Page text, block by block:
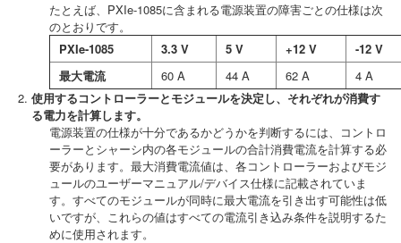
たとえば、PXIe-1085に含まれる電源装置の障害ごとの仕様は次
のとおりです。
PXIe-1085
3.3 V 5 V +12 V
-12 V
最大電流
60 A 44 A 62 A
4 A
使用するコントローラーとモジュールを決定し、それぞれが消費す
る電力を計算します。
電源装置の仕様が十分であるかどうかを判断するには、コントロ
ーラーとシャーシ内の各モジュールの合計消費電流を計算する必
要があります。最大消費電流値は、各コントローラーおよびモジ
ュールのユーザーマニュアル/デバイス仕様に記載されていま
す。すべてのモジュールが同時に最大電流を引き出す可能性は低
いですが、これらの値はすべての電流引き込み条件を説明するた
めに使用されます。